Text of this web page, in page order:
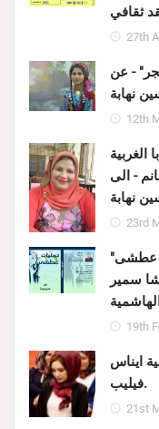
ثقافي
27th
- عن
نهابة
12th
الغربية
- الى
نهابة
23rd
عطشى"
سمير
19th
ايناس
فيليب.
21st